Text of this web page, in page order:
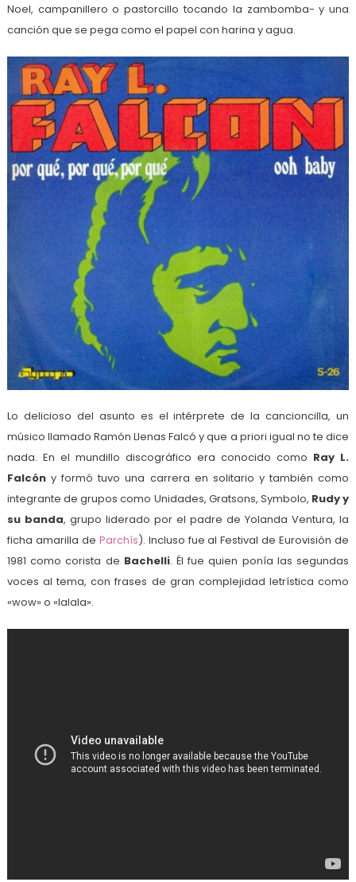
Noel, campanillero o pastorcillo tocando la zambomba- y una
canción que se pega como el papel con harina y agua.
Lo delicioso del asunto es el intérprete de la cancioncilla, un
músico llamado Ramón Llenas Falcó y que a priori igual no te dice
nada. En el mundillo discográfico era conocido como Ray L.
Falcóny formó tuvo una carrera en solitario y también como
integrante de grupos como Unidades, Gratsons, Symbolo, Rudy y
su banda, grupo liderado por el padre de Yolanda Ventura, la
ficha amarilla de Parchís). Incluso fue al Festival de Eurovisión de
1981 como corista de Bachelli. Él fue quien ponía las segundas
voces al tema, con frases de gran complejidad letrística como
«wow» o «lalala».